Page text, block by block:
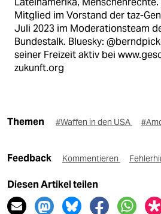
Mitglied im Vorstand der taz-
Juli 2023 im Moderationsteam
Bundestalk. Bluesky:
seiner Freizeit aktiv bei
zukunft.org
Themen #Waffen in den USA
Feedback Kommentieren
Diesen Artikel teilen